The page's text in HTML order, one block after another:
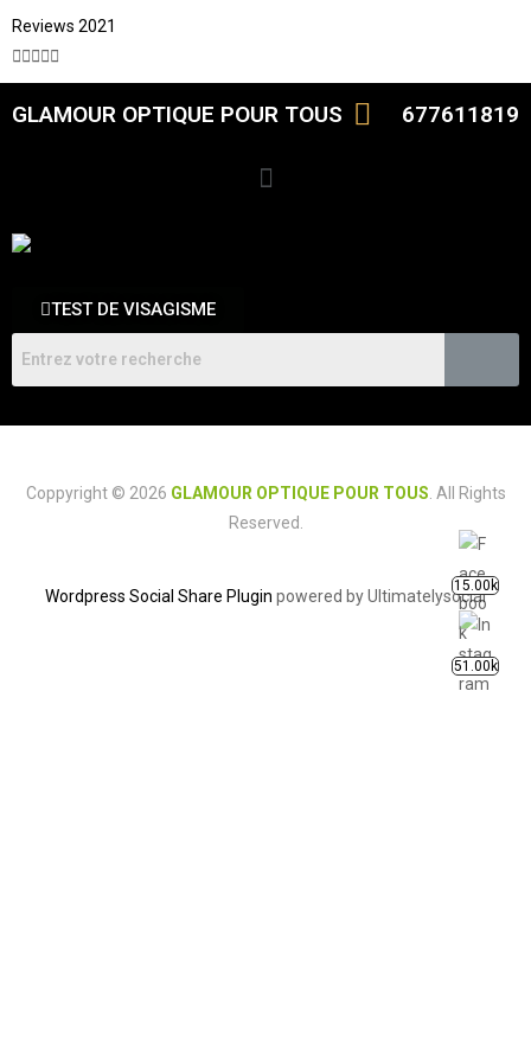
Reviews 2021

GLAMOUR OPTIQUE POUR TOUS 677611819
TEST DE VISAGISME
Coppyright © 2026 GLAMOUR OPTIQUE POUR TOUS . All Rights
Reserved.
Wordpress Social Share Plugin powered by Ultimatelysocial
15.00k
51.00k